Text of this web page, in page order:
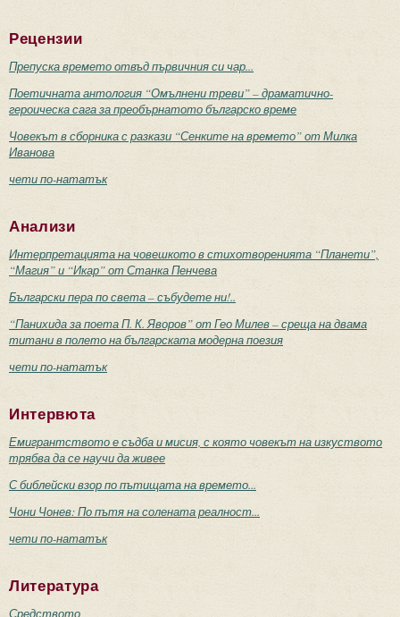
Рецензии
Препуска времето отвъд първичния си чар...
Поетичната антология “Омълнени треви” – драматично-
героическа сага за преобърнатото българско време
Човекът в сборника с разкази “Сенките на времето” от Милка
Иванова
чети по-нататък
Анализи
Интерпретацията на човешкото в стихотворенията “Планети”,
“Магия” и “Икар” от Станка Пенчева
Български пера по света – събудете ни!..
“Панихида за поета П. К. Яворов” от Гео Милев – среща на двама
титани в полето на българската модерна поезия
чети по-нататък
Интервюта
Емигрантството е съдба и мисия, с която човекът на изкуството
трябва да се научи да живее
С библейски взор по пътищата на времето...
Чони Чонев: По пътя на солената реалност...
чети по-нататък
Литература
Средството